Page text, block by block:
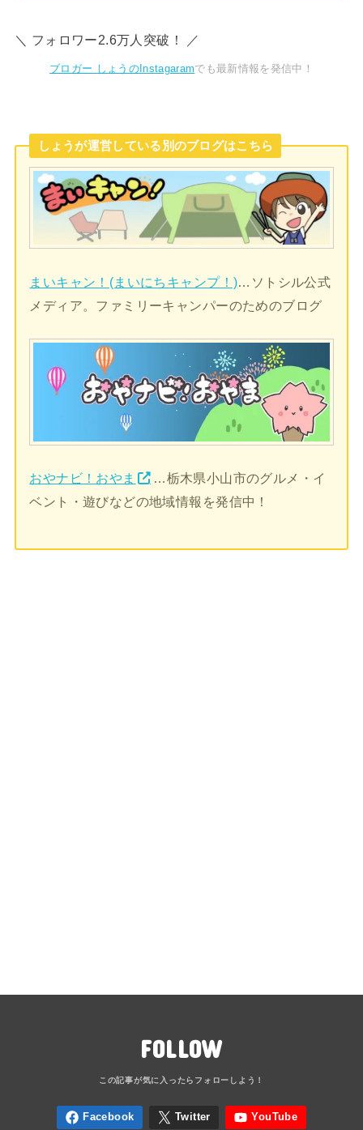
＼ フォロワー2.6万人突破！ ／
ブロガー しょうのInstagaramでも最新情報を発信中！
しょうが運営している別のブログはこちら
まいキャン！(まいにちキャンプ！)…ソトシル公式
メディア。ファミリーキャンパーのためのブログ
おやナビ！おやま
…栃木県小山市のグルメ・イ
ベント・遊びなどの地域情報を発信中！
FOLLOW